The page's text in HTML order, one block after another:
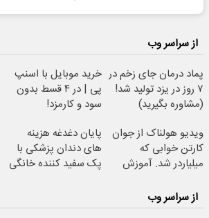
از سراسر وب
پماد درمان جای زخم در
۷ روز در یزد تولید شد!
(مشاوره بگیرید)
خرید موبایل با اسنپ
پی | در ۴ قسط بدون
سود و کارمزد!
ویدیو هولناک از جوان
کارتن خوابی که
میلیاردر شد. آموزش
پایان دغدغه هزینه
های دندان پزشکی با
پک سفید کننده خانگی
از سراسر وب